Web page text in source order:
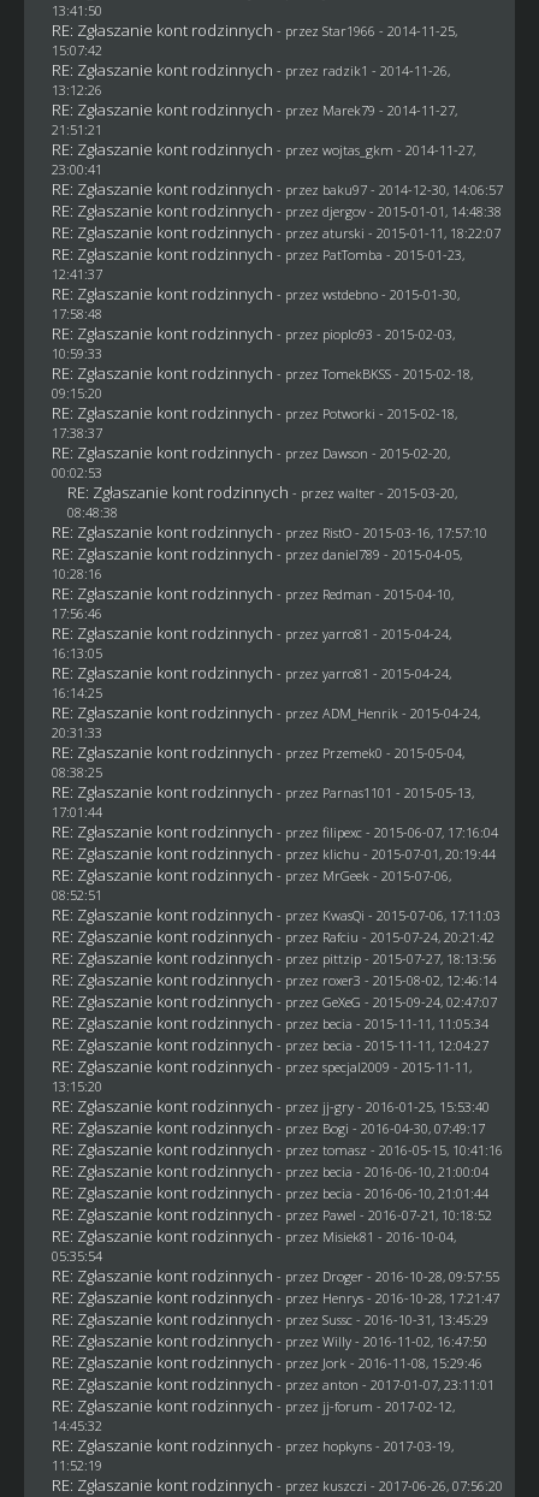
13:41:50
RE: Zgłaszanie kont rodzinnych - przez Star1966 - 2014-11-25,
15:07:42
RE: Zgłaszanie kont rodzinnych - przez radzik1 - 2014-11-26,
13:12:26
RE: Zgłaszanie kont rodzinnych - przez Marek79 - 2014-11-27,
21:51:21
RE: Zgłaszanie kont rodzinnych - przez wojtas_gkm - 2014-11-27,
23:00:41
RE: Zgłaszanie kont rodzinnych - przez baku97- 2014-12-30, 14:06:57
RE: Zgłaszanie kont rodzinnych - przez djergov- 2015-01-01, 14:48:38
RE: Zgłaszanie kont rodzinnych - przez aturski - 2015-01-11, 18:22:07
RE: Zgłaszanie kont rodzinnych - przez PatTomba - 2015-01-23,
12:41:37
RE: Zgłaszanie kont rodzinnych - przez wstdebno- 2015-01-30,
17:58:48
RE: Zgłaszanie kont rodzinnych - przez pioplo93 - 2015-02-03,
10:59:33
RE: Zgłaszanie kont rodzinnych - przezTomekBKSS- 2015-02-18,
09:15:20
RE: Zgłaszanie kont rodzinnych - przez Potworki - 2015-02-18,
17:38:37
RE: Zgłaszanie kont rodzinnych - przez Dawson - 2015-02-20,
00:02:53
RE: Zgłaszanie kont rodzinnych - przez walter- 2015-03-20,
08:48:38
RE: Zgłaszanie kont rodzinnych - przez RistO- 2015-03-16, 17:57:10
RE: Zgłaszanie kont rodzinnych - przez daniel789 - 2015-04-05,
10:28:16
RE: Zgłaszanie kont rodzinnych - przez Redman - 2015-04-10,
17:56:46
RE: Zgłaszanie kont rodzinnych - przez yarro81 - 2015-04-24,
16:13:05
RE: Zgłaszanie kont rodzinnych - przez yarro81 - 2015-04-24,
16:14:25
RE: Zgłaszanie kont rodzinnych - przez ADM_Henrik- 2015-04-24,
20:31:33
RE: Zgłaszanie kont rodzinnych - przez Przemek0 - 2015-05-04,
08:38:25
RE: Zgłaszanie kont rodzinnych - przez Parnas1101 - 2015-05-13,
17:01:44
RE: Zgłaszanie kont rodzinnych - przez filipexc- 2015-06-07, 17:16:04
RE: Zgłaszanie kont rodzinnych - przez klichu - 2015-07-01, 20:19:44
RE: Zgłaszanie kont rodzinnych - przez MrGeek- 2015-07-06,
08:52:51
RE: Zgłaszanie kont rodzinnych - przez KwasQi - 2015-07-06, 17:11:03
RE: Zgłaszanie kont rodzinnych - przez Rafciu - 2015-07-24, 20:21:42
RE: Zgłaszanie kont rodzinnych - przez pittzip- 2015-07-27, 18:13:56
RE: Zgłaszanie kont rodzinnych - przez roxer3 - 2015-08-02, 12:46:14
RE: Zgłaszanie kont rodzinnych - przez GeXeG - 2015-09-24, 02:47:07
RE: Zgłaszanie kont rodzinnych - przez becia - 2015-11-11, 11:05:34
RE: Zgłaszanie kont rodzinnych - przez becia - 2015-11-11, 12:04:27
RE: Zgłaszanie kont rodzinnych - przez specjal2009 - 2015-11-11,
13:15:20
RE: Zgłaszanie kont rodzinnych - przez jj-gry- 2016-01-25, 15:53:40
RE: Zgłaszanie kont rodzinnych - przez Bogi - 2016-04-30, 07:49:17
RE: Zgłaszanie kont rodzinnych - przez tomasz - 2016-05-15, 10:41:16
RE: Zgłaszanie kont rodzinnych - przez becia - 2016-06-10, 21:00:04
RE: Zgłaszanie kont rodzinnych - przez becia - 2016-06-10, 21:01:44
RE: Zgłaszanie kont rodzinnych - przez Pawel - 2016-07-21, 10:18:52
RE: Zgłaszanie kont rodzinnych - przez Misiek81 - 2016-10-04,
05:35:54
RE: Zgłaszanie kont rodzinnych - przez Droger- 2016-10-28, 09:57:55
RE: Zgłaszanie kont rodzinnych - przez Henrys- 2016-10-28, 17:21:47
RE: Zgłaszanie kont rodzinnych - przez Sussc- 2016-10-31, 13:45:29
RE: Zgłaszanie kont rodzinnych - przez Willy- 2016-11-02, 16:47:50
RE: Zgłaszanie kont rodzinnych - przez Jork- 2016-11-08, 15:29:46
RE: Zgłaszanie kont rodzinnych - przez anton - 2017-01-07, 23:11:01
RE: Zgłaszanie kont rodzinnych - przez jj-forum - 2017-02-12,
14:45:32
RE: Zgłaszanie kont rodzinnych - przez hopkyns- 2017-03-19,
11:52:19
RE: Zgłaszanie kont rodzinnych - przez kuszczi - 2017-06-26, 07:56:20